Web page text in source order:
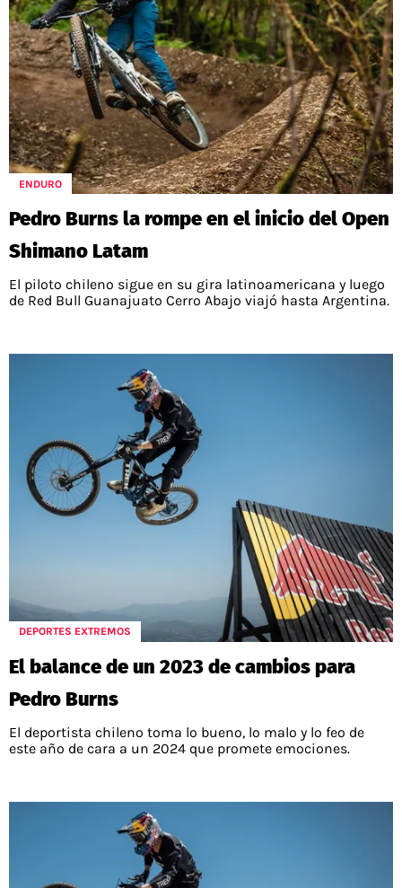
ENDURO
Pedro Burns la rompe en el inicio del Open
Shimano Latam
El piloto chileno sigue en su gira latinoamericana y luego
de Red Bull Guanajuato Cerro Abajo viajó hasta Argentina.
DEPORTES EXTREMOS
El balance de un 2023 de cambios para
Pedro Burns
El deportista chileno toma lo bueno, lo malo y lo feo de
este año de cara a un 2024 que promete emociones.